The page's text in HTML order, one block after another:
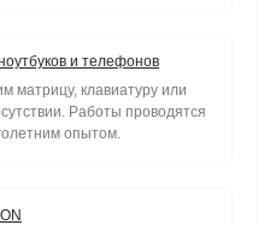
и телефонов
матрицу, клавиатуру или
Работы проводятся
опытом.